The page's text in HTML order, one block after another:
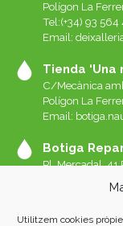
Utilitzem cookies
Polígon La
Tel:(+34) 93 564
Email:
Tienda ‘Una
C/Mecànica
Polígon La
Email:
Botiga
Pl. Mercadal, 41
Galeries del
Whatssap